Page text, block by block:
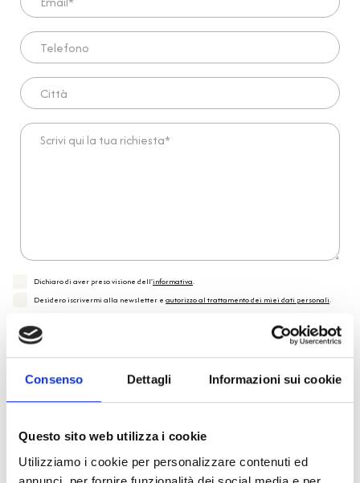
Consenso Dettagli Informazioni sui cookie
Questo sito web utilizza i cookie
Utilizziamo i cookie per personalizzare contenuti ed
Telefono
Città
Scrivi qui la tua richiesta*
Dichiaro di aver preso visione dell'informativa.
Desidero iscrivermi alla newsletter e autorizzo al trattamento dei miei dati personali.
Reso facile e veloce
PRONTA consegna